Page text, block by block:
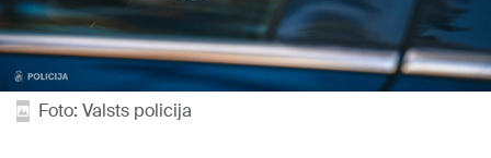
Foto: Valsts policija